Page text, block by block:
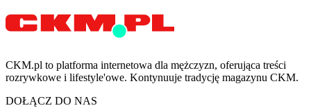
CKM.pl to platforma internetowa dla mężczyzn, oferująca treści
rozrywkowe i lifestyle'owe. Kontynuuje tradycję magazynu CKM.
DOŁĄCZ DO NAS